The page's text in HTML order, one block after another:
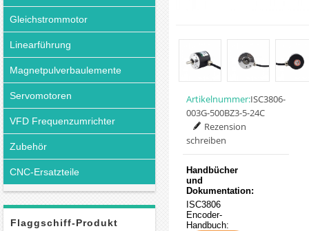
Gleichstrommotor
Linearführung
Magnetpulverbaulemente
Servomotoren
VFD Frequenzumrichter
Zubehör
CNC-Ersatzteile
Flaggschiff-Produkt
Artikelnummer:ISC3806-
003G-500BZ3-5-24C
Rezension
schreiben
Handbücher
und
Dokumentation:
ISC3806
Encoder-
Handbuch: